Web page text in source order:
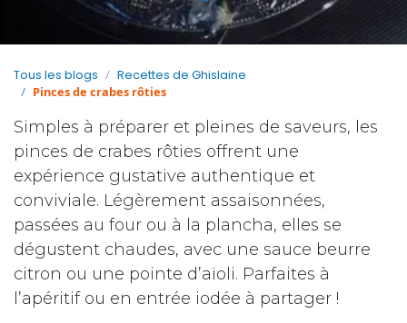
Tous les blogs Recettes de Ghislaine
Pinces de crabes rôties
Simples à préparer et pleines de saveurs, les
pinces de crabes rôties offrent une
expérience gustative authentique et
conviviale. Légèrement assaisonnées,
passées au four ou à la plancha, elles se
dégustent chaudes, avec une sauce beurre
citron ou une pointe d’aïoli. Parfaites à
l’apéritif ou en entrée iodée à partager !